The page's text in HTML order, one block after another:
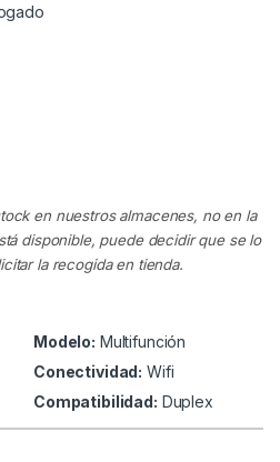
en nuestros almacenes, no en la
disponible, puede decidir que se lo
la recogida en tienda.
Modelo: Multifunción
Conectividad: Wifi
Compatibilidad: Duplex